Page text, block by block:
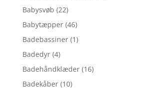
Babysvøb (22)
Babytæpper (46)
Badebassiner (1)
Badedyr (4)
Badehåndklæder (16)
Badekåber (10)